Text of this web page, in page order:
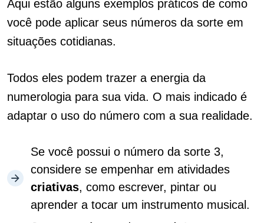
Aqui estão alguns exemplos práticos de como
você pode aplicar seus números da sorte em
situações cotidianas.
Todos eles podem trazer a energia da
numerologia para sua vida. O mais indicado é
adaptar o uso do número com a sua realidade.
Se você possui o número da sorte 3,
considere se empenhar em atividades
criativas, como escrever, pintar ou
aprender a tocar um instrumento musical.